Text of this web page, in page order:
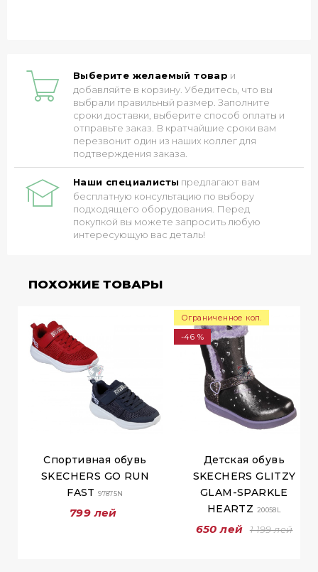
Выберите желаемый товар и
добавляйте в корзину. Убедитесь, что вы
выбрали правильный размер. Заполните
сроки доставки, выберите способ оплаты и
отправьте заказ. В кратчайшие сроки вам
перезвонит один из наших коллег для
подтверждения заказа.
Наши специалисты предлагают вам
бесплатную консультацию по выбору
подходящего оборудования. Перед
покупкой вы можете запросить любую
интересующую вас деталь!
ПОХОЖИЕ ТОВАРЫ
Спортивная обувь
SKECHERS GO RUN
FAST97875N
799 лей
Ограниченное кол.
-46 %
Детская обувь
SKECHERS GLITZY
GLAM-SPARKLE
HEARTZ
20058L
650 лей 1 199 лей